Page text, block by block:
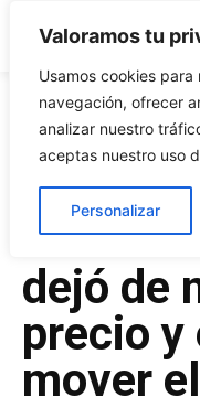
Valoramos tu
Usamos cookies
navegación, ofrecer
analizar nuestro
aceptas nuestro uso
Personalizar
Enero 12, 2026
Bitcoin
2024:
dejó de
precio y
mover